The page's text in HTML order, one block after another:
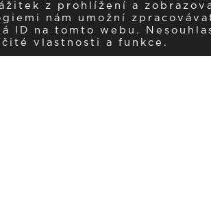
z prohlížení a
nám umožní
ID na tomto webu.
vlastnosti a funkce.